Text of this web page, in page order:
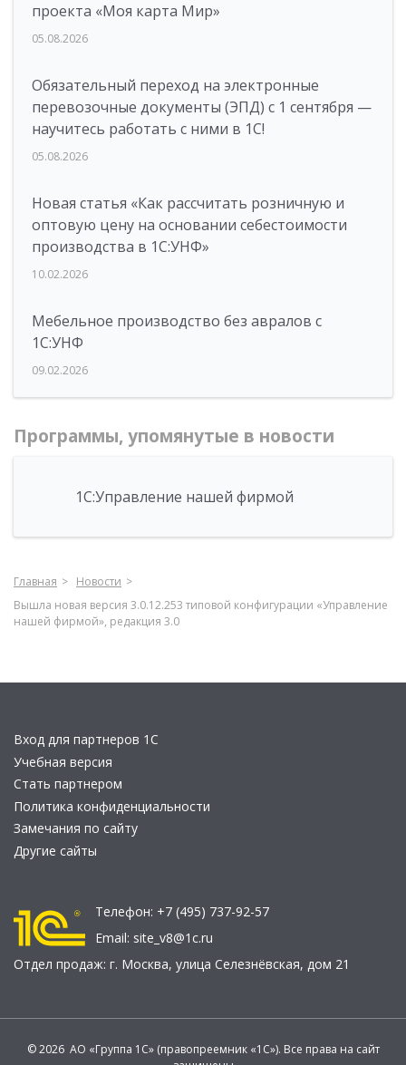
проекта «Моя карта Мир»
05.08.2026
Обязательный переход на электронные
перевозочные документы (ЭПД) с 1 сентября —
научитесь работать с ними в 1С!
05.08.2026
Новая статья «Как рассчитать розничную и
оптовую цену на основании себестоимости
производства в 1С:УНФ»
10.02.2026
Мебельное производство без авралов с
1С:УНФ
09.02.2026
Программы, упомянутые в новости
1С:Управление нашей фирмой
Главная
Новости
Вышла новая версия 3.0.12.253 типовой конфигурации «Управление
нашей фирмой», редакция 3.0
Вход для партнеров 1С
Учебная версия
Стать партнером
Политика конфиденциальности
Замечания по сайту
Другие сайты
Телефон: +7 (495) 737-92-57
Email: site_v8@1c.ru
Отдел продаж: г. Москва, улица Селезнёвская, дом 21
© 2026 АО «Группа 1С» (правопреемник «1С»). Все права на сайт